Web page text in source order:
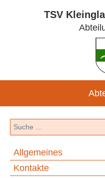
TSV
Suchen
Allgemeines
Kontakte